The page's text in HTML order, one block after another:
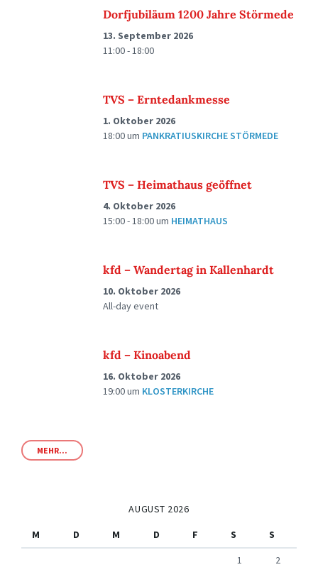
Dorfjubiläum 1200 Jahre Störmede
13. September 2026
11:00 - 18:00
TVS – Erntedankmesse
1. Oktober 2026
18:00um PANKRATIUSKIRCHE STÖRMEDE
TVS – Heimathaus geöffnet
4. Oktober 2026
15:00 - 18:00um HEIMATHAUS
kfd – Wandertag in Kallenhardt
10. Oktober 2026
All-day event
kfd – Kinoabend
16. Oktober 2026
19:00um KLOSTERKIRCHE
MEHR...
AUGUST 2026
M
D M D F S
S
1
2